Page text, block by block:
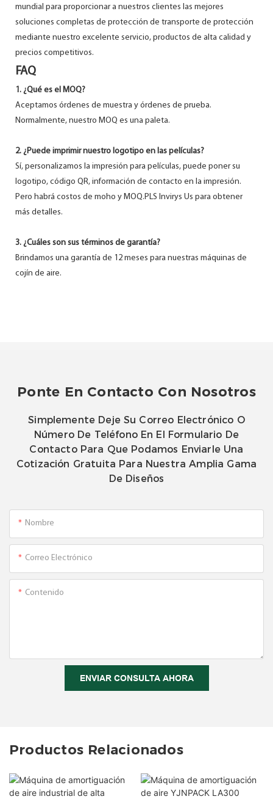
mundial para proporcionar a nuestros clientes las mejores
soluciones completas de protección de transporte de protección
mediante nuestro excelente servicio, productos de alta calidad y
precios competitivos.
FAQ
1. ¿Qué es el MOQ?
Aceptamos órdenes de muestra y órdenes de prueba.
Normalmente, nuestro MOQ es una paleta.
2. ¿Puede imprimir nuestro logotipo en las películas?
Sí, personalizamos la impresión para películas, puede poner su
logotipo, código QR, información de contacto en la impresión.
Pero habrá costos de moho y MOQ.PLS Invirys Us para obtener
más detalles.
3. ¿Cuáles son sus términos de garantía?
Brindamos una garantía de 12 meses para nuestras máquinas de
cojín de aire.
Ponte En Contacto Con Nosotros
Simplemente Deje Su Correo Electrónico O
Número De Teléfono En El Formulario De
Contacto Para Que Podamos Enviarle Una
Cotización Gratuita Para Nuestra Amplia Gama
De Diseños
Nombre
Correo Electrónico
Contenido
ENVIAR CONSULTA AHORA
Productos Relacionados